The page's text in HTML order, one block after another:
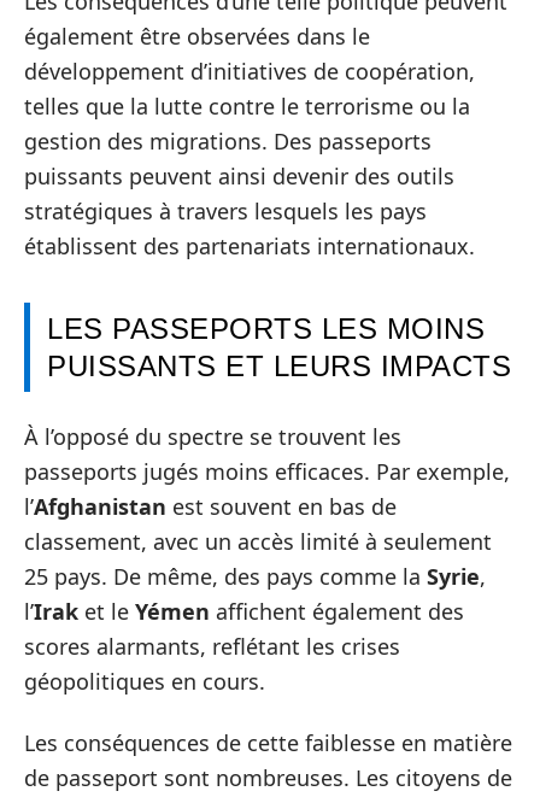
également être observées dans le
développement d’initiatives de coopération,
telles que la lutte contre le terrorisme ou la
gestion des migrations. Des passeports
puissants peuvent ainsi devenir des outils
stratégiques à travers lesquels les pays
établissent des partenariats internationaux.
LES PASSEPORTS LES MOINS
PUISSANTS ET LEURS IMPACTS
À l’opposé du spectre se trouvent les
passeports jugés moins efficaces. Par exemple,
l’Afghanistan est souvent en bas de
classement, avec un accès limité à seulement
25 pays. De même, des pays comme la Syrie,
l’Irak et le Yémen affichent également des
scores alarmants, reflétant les crises
géopolitiques en cours.
Les conséquences de cette faiblesse en matière
de passeport sont nombreuses. Les citoyens de